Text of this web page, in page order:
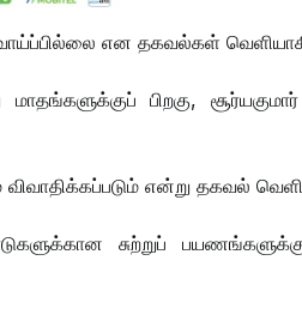
என தகவல்கள்
பிறகு,
என்று தகவல்
சுற்றுப்